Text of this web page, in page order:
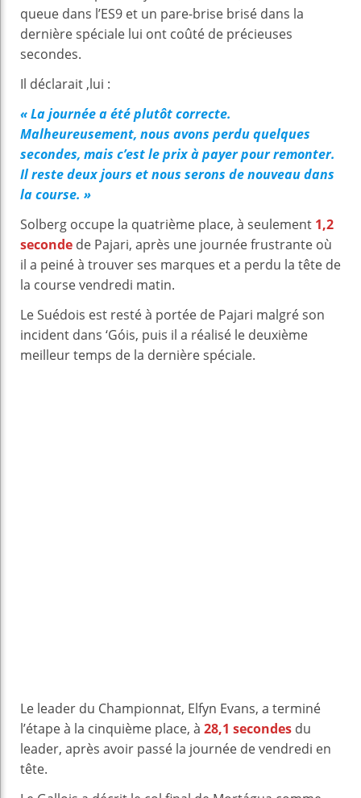
queue dans l’ES9 et un pare-brise brisé dans la
dernière spéciale lui ont coûté de précieuses
secondes.
Il déclarait ,lui :
« La journée a été plutôt correcte.
Malheureusement, nous avons perdu quelques
secondes, mais c’est le prix à payer pour remonter.
Il reste deux jours et nous serons de nouveau dans
la course. »
Solberg occupe la quatrième place, à seulement 1,2
seconde de Pajari, après une journée frustrante où
il a peiné à trouver ses marques et a perdu la tête de
la course vendredi matin.
Le Suédois est resté à portée de Pajari malgré son
incident dans ‘Góis, puis il a réalisé le deuxième
meilleur temps de la dernière spéciale.
Le leader du Championnat, Elfyn Evans, a terminé
l’étape à la cinquième place, à 28,1 secondes du
leader, après avoir passé la journée de vendredi en
tête.